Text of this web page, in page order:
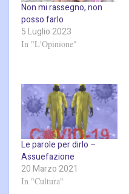
Non mi rassegno, non
posso farlo
5 Luglio 2023
In "L'Opinione"
Le parole per dirlo –
Assuefazione
20 Marzo 2021
In "Cultura"